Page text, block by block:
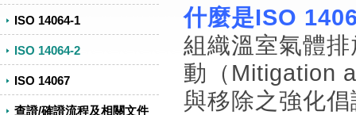
ISO 14064-1
ISO 14064-2
ISO 14067
查證/確證流程及相關文件
什麼是ISO
組織溫室氣體
動（Mitigation
與移除之強化